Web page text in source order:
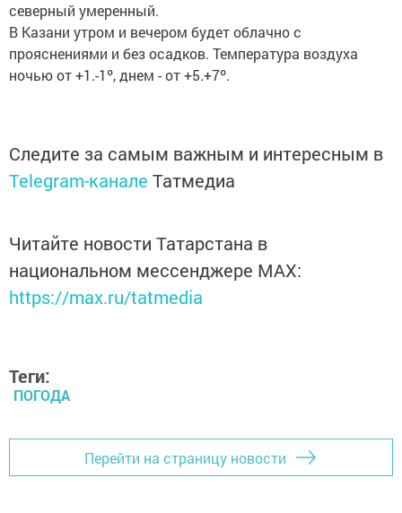
северный умеренный.
В Казани утром и вечером будет облачно с
прояснениями и без осадков. Температура воздуха
ночью от +1.-1º, днем - от +5.+7º.
Следите за самым важным и интересным в
Telegram-канале Татмедиа
Читайте новости Татарстана в
национальном мессенджере MАХ:
https://max.ru/tatmedia
Теги:
ПОГОДА
Перейти на страницу новости